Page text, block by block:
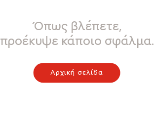
Όπως βλέπετε,
προέκυψε κάποιο σφάλμα.
Αρχική σελίδα